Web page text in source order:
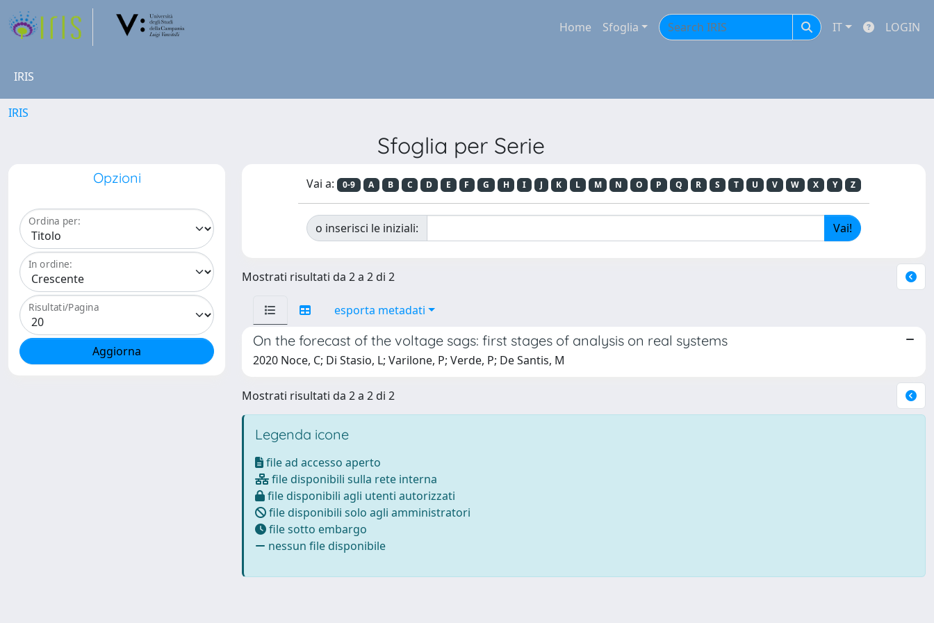
Home Sfoglia IT LOGIN
IRIS
IRIS
Sfoglia per Serie
Opzioni
Ordina per:
In ordine:
Risultati/Pagina
Vai a: 0-9 A B C D E F G H I J K L M N O P Q R S T U V W X Y Z
o inserisci le iniziali:
Mostrati risultati da 2 a 2 di 2
esporta metadati
On the forecast of the voltage sags: first stages of analysis on real systems
2020 Noce, C; Di Stasio, L; Varilone, P; Verde, P; De Santis, M
Mostrati risultati da 2 a 2 di 2
Legenda icone
file ad accesso aperto
file disponibili sulla rete interna
file disponibili agli utenti autorizzati
file disponibili solo agli amministratori
file sotto embargo
nessun file disponibile